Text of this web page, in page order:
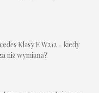
Klasy E W212 – kiedy
niż wymiana?